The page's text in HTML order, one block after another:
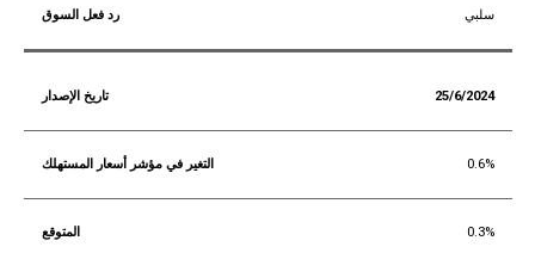
سلبي
25/6/2024
0.6%
0.3%